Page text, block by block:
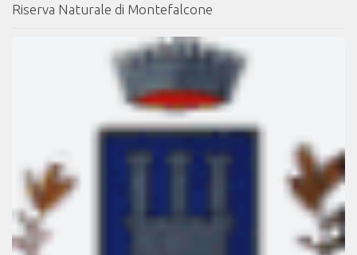
Riserva Naturale di Montefalcone